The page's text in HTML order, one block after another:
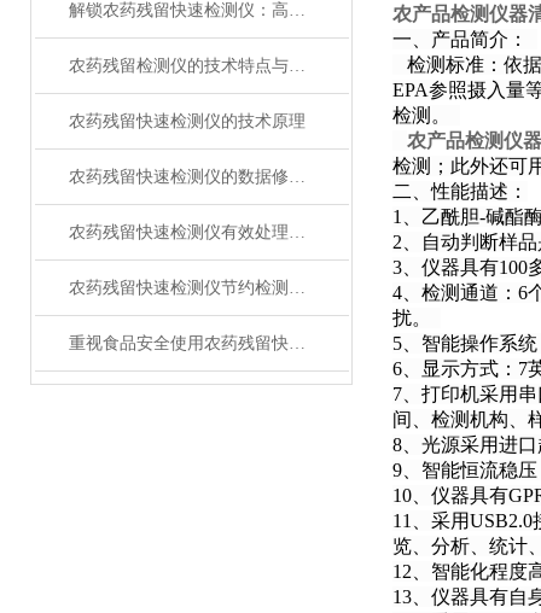
解锁农药残留快速检测仪：高灵敏度，精准捕捉微量残留
农药残留检测仪的技术特点与使用
农药残留快速检测仪的技术原理
农药残留快速检测仪的数据修改方法
农药残留快速检测仪有效处理农药残留超标问题
农药残留快速检测仪节约检测时间
重视食品安全使用农药残留快速检测仪
农产品检测仪器
一、产品简介：
检测标准：依
EPA参照摄入量
检测。
农产品检测仪
检测；此外还可
二、性能描述：
1、乙酰胆-碱酯
2、自动判断样
3、仪器具有100
4、检测通道：6
扰。
5、智能操作系
6、显示方式：7
7、打印机采用
间、检测机构、
8、光源采用进
9、智能恒流稳
10、仪器具有
11、采用
览、分析、统计
12、智能化程度
13、仪器具有自